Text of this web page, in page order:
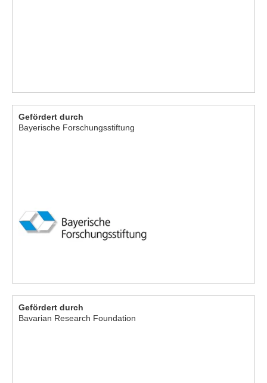
Gefördert durch
Bayerische Forschungsstiftung
Gefördert durch
Bavarian Research Foundation